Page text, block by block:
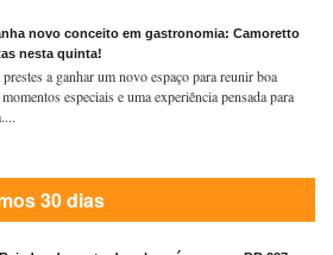
novo conceito em gastronomia: Camoretto
nesta quinta!
prestes a ganhar um novo espaço para reunir boa
especiais e uma experiência pensada para
30 dias